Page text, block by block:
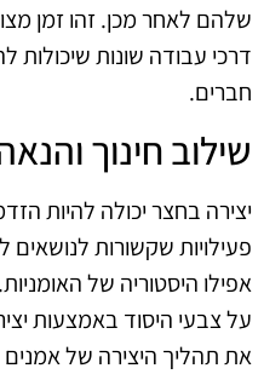
שלהם לאחר מכן. זהו זמן
דרכי עבודה שונות
חברים.
שילוב חינוך
יצירה בחצר יכולה להיות
פעילויות שקשורות לנושאים
אפילו היסטוריה של
על צבעי היסוד באמצעות
את תהליך היצירה של אמנים